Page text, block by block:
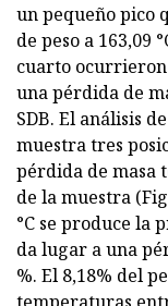
un pequeño pico
de peso a 163,09
cuarto ocurrieron
una pérdida de
SDB. El análisis
muestra tres
pérdida de masa
de la muestra
°C se produce la
da lugar a una
%. El 8,18% del